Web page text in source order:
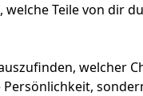
welche Teile von dir
welcher